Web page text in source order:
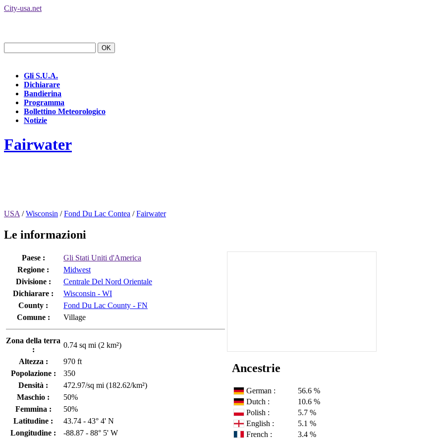
City-usa.net
Gli S.U.A.
Dichiarare
Bandierina
Programma
Bollettino Meteorologico
Notizie
Fairwater
USA /Wisconsin /Fond Du Lac Contea /Fairwater
Le informazioni
Paese :
Gli Stati Uniti d'America
Regione :
Midwest
Divisione :
Centrale Del Nord Orientale
Dichiarare :
Wisconsin - WI
County :
Fond Du Lac County - FN
Comune :
Village
Zona della terra
:
0.74 sq mi (2 km²)
Altezza :
970 ft
Popolazione :
350
Densità :
472.97/sq mi (182.62/km²)
Maschio :
50%
Femmina :
50%
Latitudine :
43.74 - 43° 4' N
Longitudine :
-88.87 - 88° 5' W
Ancestrie
German :
56.6 %
Dutch :
10.6 %
Polish :
5.7 %
English :
5.1 %
French :
3.4 %